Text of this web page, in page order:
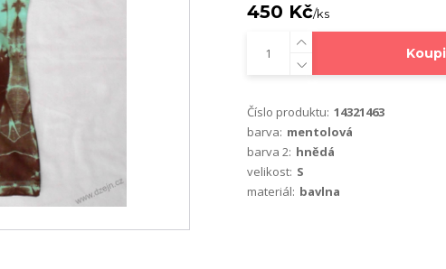
450 Kč/ks
Číslo produktu: 14321463
barva: mentolová
barva 2: hnědá
velikost: S
materiál: bavlna